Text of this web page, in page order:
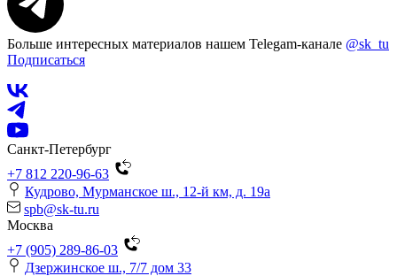
Больше интересных материалов нашем Telegam-канале @sk_tu
Подписаться
Санкт-Петербург
+7 812 220-96-63
Кудрово, Мурманское ш., 12-й км, д. 19a
spb@sk-tu.ru
Москва
+7 (905) 289-86-03
Дзержинское ш., 7/7 дом 33